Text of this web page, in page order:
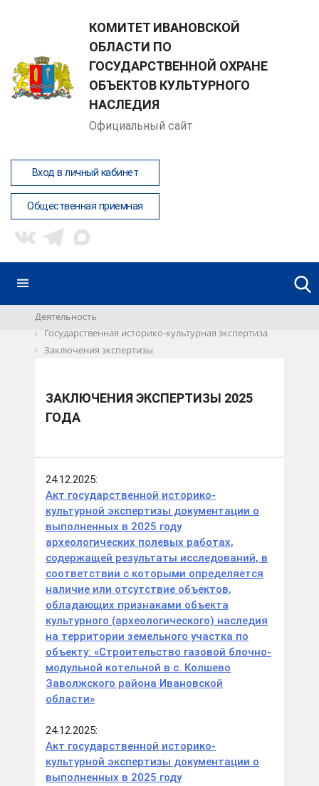
КОМИТЕТ ИВАНОВСКОЙ
ОБЛАСТИ ПО
ГОСУДАРСТВЕННОЙ ОХРАНЕ
ОБЪЕКТОВ КУЛЬТУРНОГО
НАСЛЕДИЯ
Официальный сайт
Вход в личный кабинет
Общественная приемная
Деятельность
Государственная историко-культурная экспертиза
Заключения экспертизы
ЗАКЛЮЧЕНИЯ ЭКСПЕРТИЗЫ 2025
ГОДА
24.12.2025:
Акт государственной историко-
культурной экспертизы документации о
выполненных в 2025 году
археологических полевых работах,
содержащей результаты исследований, в
соответствии с которыми определяется
наличие или отсутствие объектов,
обладающих признаками объекта
культурного (археологического) наследия
на территории земельного участка по
объекту: «Строительство газовой блочно-
модульной котельной в с. Колшево
Заволжского района Ивановской
области»
24.12.2025:
Акт государственной историко-
культурной экспертизы документации о
выполненных в 2025 году